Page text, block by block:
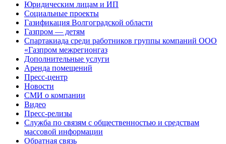
Юридическим лицам и ИП
Социальные проекты
Газификация Волгоградской области
Газпром — детям
Спартакиада среди работников группы компаний ООО
«Газпром межрегионгаз
Дополнительные услуги
Аренда помещений
Пресс-центр
Новости
СМИ о компании
Видео
Пресс-релизы
Служба по связям с общественностью и средствам
массовой информации
Обратная связь